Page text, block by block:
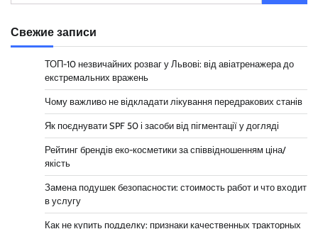
Свежие записи
ТОП-10 незвичайних розваг у Львові: від авіатренажера до
екстремальних вражень
Чому важливо не відкладати лікування передракових станів
Як поєднувати SPF 50 і засоби від пігментації у догляді
Рейтинг брендів еко-косметики за співвідношенням ціна/
якість
Замена подушек безопасности: стоимость работ и что входит
в услугу
Как не купить подделку: признаки качественных тракторных